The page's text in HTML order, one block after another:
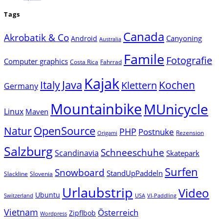
Tags
Akrobatik & Co Android Australia Canada Canyoning
Computer graphics Costa Rica Fahrrad Famile Fotografie
Germany Italy Java Kajak Klettern Kochen
Linux Maven MountainbikeMUnicycle
NaturOpenSource Origami PHP Postnuke Rezension
SalzburgScandinavia Schneeschuhe Skatepark
Slackline Slovenia Snowboard StandUpPaddeln Surfen
Switzerland Ubuntu Urlaubstrip USA VI-Paddling Video
Vietnam Wordpress Zipflbob Österreich